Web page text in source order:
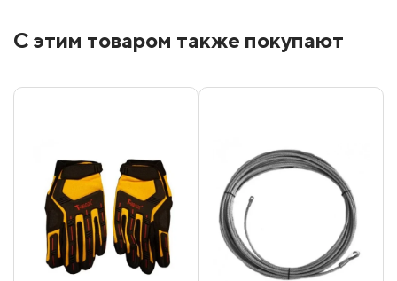
С этим товаром также покупают